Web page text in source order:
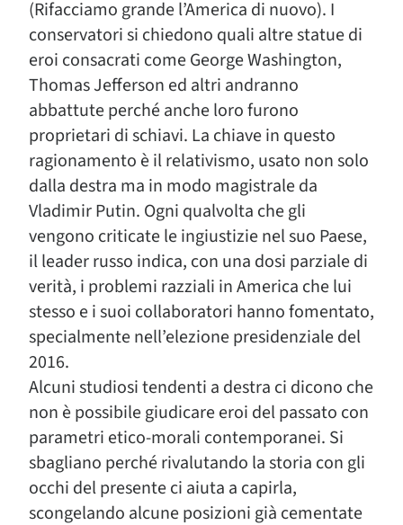
(Rifacciamo grande l’America di nuovo). I
conservatori si chiedono quali altre statue di
eroi consacrati come George Washington,
Thomas Jefferson ed altri andranno
abbattute perché anche loro furono
proprietari di schiavi. La chiave in questo
ragionamento è il relativismo, usato non solo
dalla destra ma in modo magistrale da
Vladimir Putin. Ogni qualvolta che gli
vengono criticate le ingiustizie nel suo Paese,
il leader russo indica, con una dosi parziale di
verità, i problemi razziali in America che lui
stesso e i suoi collaboratori hanno fomentato,
specialmente nell’elezione presidenziale del
2016.
Alcuni studiosi tendenti a destra ci dicono che
non è possibile giudicare eroi del passato con
parametri etico-morali contemporanei. Si
sbagliano perché rivalutando la storia con gli
occhi del presente ci aiuta a capirla,
scongelando alcune posizioni già cementate